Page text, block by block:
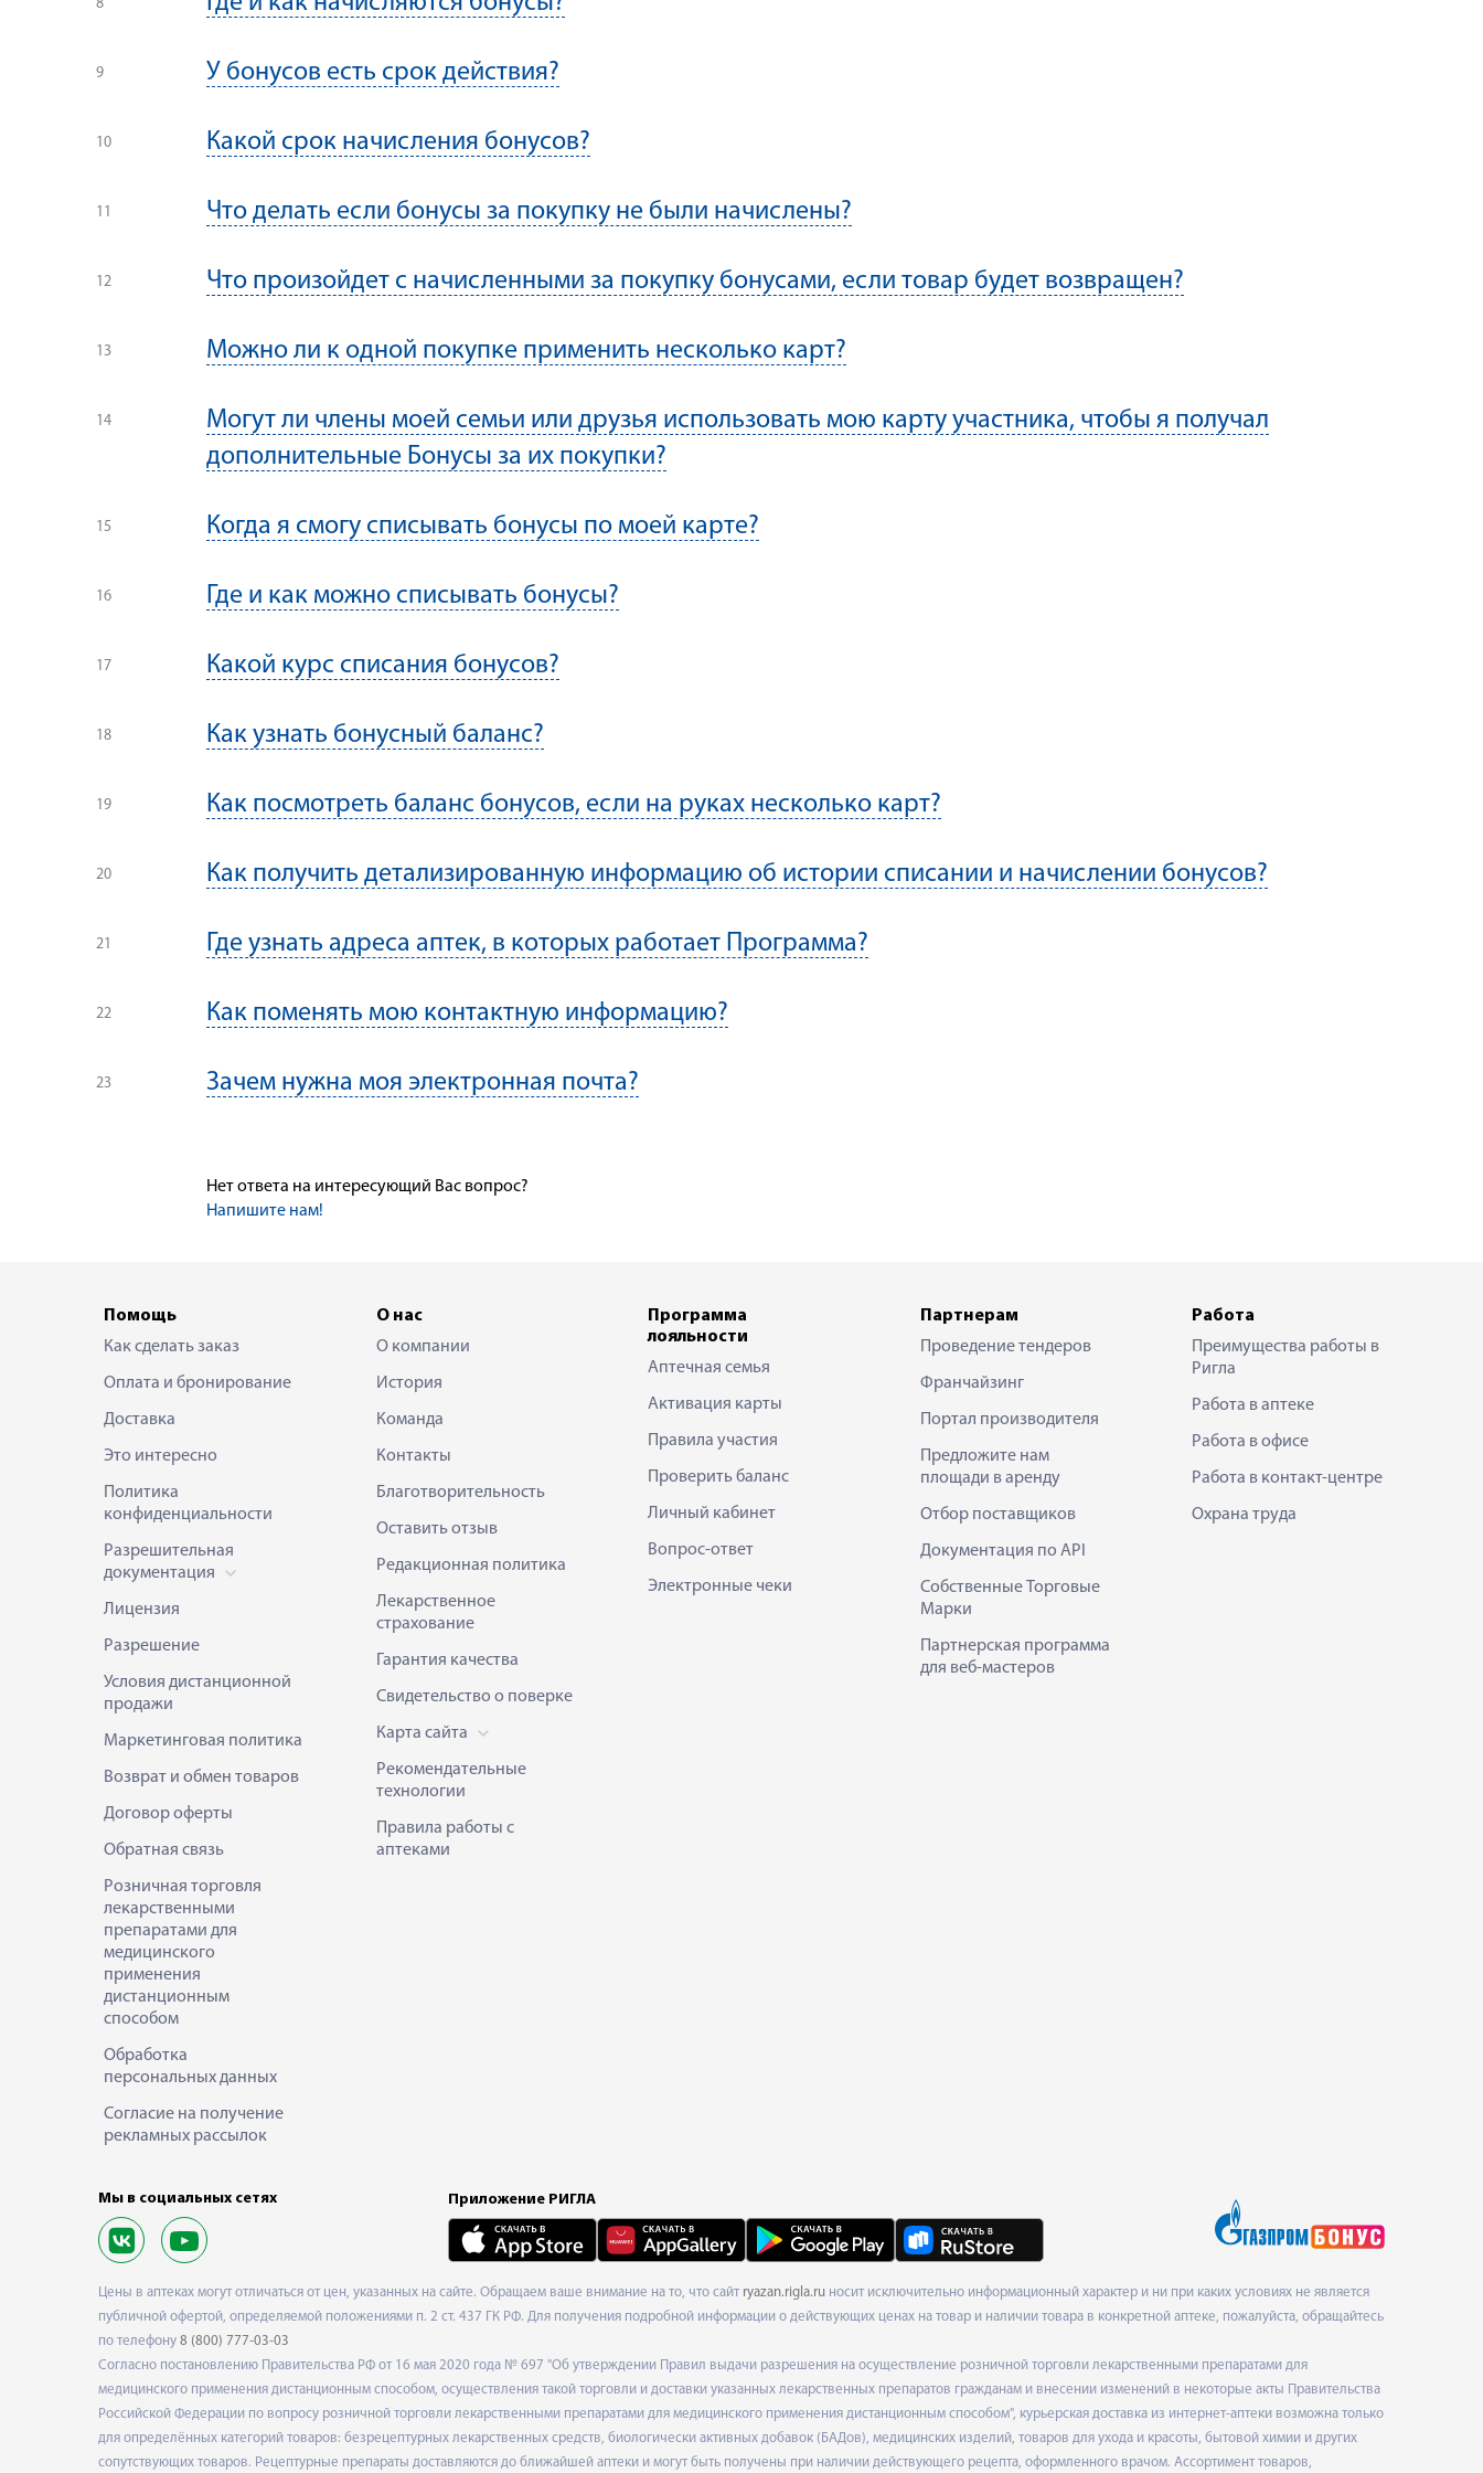
У бонусов есть срок действия?
Какой срок начисления бонусов?
Что делать если бонусы за покупку не были начислены?
Что произойдет с начисленными за покупку бонусами, если товар будет возвращен?
Можно ли к одной покупке применить несколько карт?
Могут ли члены моей семьи или друзья использовать мою карту участника, чтобы я получал
дополнительные Бонусы за их покупки?
Когда я смогу списывать бонусы по моей карте?
Где и как можно списывать бонусы?
Какой курс списания бонусов?
Как узнать бонусный баланс?
Как посмотреть баланс бонусов, если на руках несколько карт?
Как получить детализированную информацию об истории списании и начислении бонусов?
Где узнать адреса аптек, в которых работает Программа?
Как поменять мою контактную информацию?
Зачем нужна моя электронная почта?
Нет ответа на интересующий Вас вопрос?
Напишите нам!
Помощь
Как сделать заказ
Оплата и бронирование
Доставка
Это интересно
Политика
конфиденциальности
Разрешительная
документация
Лицензия
Разрешение
Условия дистанционной
продажи
Маркетинговая политика
Возврат и обмен товаров
Договор оферты
Обратная связь
Розничная торговля
лекарственными
препаратами для
медицинского
применения
дистанционным
способом
Обработка
персональных данных
Согласие на получение
рекламных рассылок
О нас
О компании
История
Команда
Контакты
Благотворительность
Оставить отзыв
Редакционная политика
Лекарственное
страхование
Гарантия качества
Свидетельство о поверке
Карта сайта
Рекомендательные
технологии
Правила работы с
аптеками
Программа
лояльности
Аптечная семья
Активация карты
Правила участия
Проверить баланс
Личный кабинет
Вопрос-ответ
Электронные чеки
Партнерам
Проведение тендеров
Франчайзинг
Портал производителя
Предложите нам
площади в аренду
Отбор поставщиков
Документация по API
Собственные Торговые
Марки
Партнерская программа
для веб-мастеров
Работа
Преимущества работы в
Ригла
Работа в аптеке
Работа в офисе
Работа в контакт-центре
Охрана труда
Мы в социальных сетях Приложение РИГЛА
Цены в аптеках могут отличаться от цен, указанных на сайте. Обращаем ваше внимание на то, что сайт ryazan.rigla.ru носит исключительно информационный характер и ни при каких условиях не является
публичной офертой, определяемой положениями п. 2 ст. 437 ГК РФ. Для получения подробной информации о действующих ценах на товар и наличии товара в конкретной аптеке, пожалуйста, обращайтесь
по телефону 8 (800) 777-03-03
Согласно постановлению Правительства РФ от 16 мая 2020 года № 697 "Об утверждении Правил выдачи разрешения на осуществление розничной торговли лекарственными препаратами для
медицинского применения дистанционным способом, осуществления такой торговли и доставки указанных лекарственных препаратов гражданам и внесении изменений в некоторые акты Правительства
Российской Федерации по вопросу розничной торговли лекарственными препаратами для медицинского применения дистанционным способом", курьерская доставка из интернет-аптеки возможна только
для определённых категорий товаров: безрецептурных лекарственных средств, биологически активных добавок (БАДов), медицинских изделий, товаров для ухода и красоты, бытовой химии и других
сопутствующих товаров. Рецептурные препараты доставляются до ближайшей аптеки и могут быть получены при наличии действующего рецепта, оформленного врачом. Ассортимент товаров,